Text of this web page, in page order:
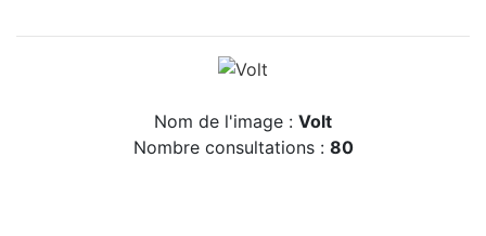
Nom de l'image : Volt
Nombre consultations : 80